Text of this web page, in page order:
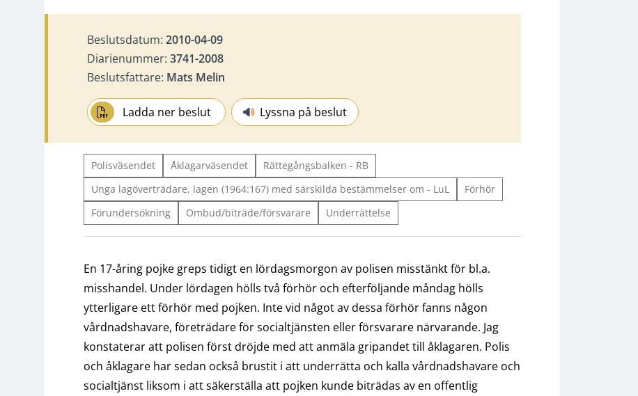
Beslutsdatum: 2010-04-09
Diarienummer: 3741-2008
Beslutsfattare: Mats Melin
Ladda ner beslut Lyssna på beslut
Polisväsendet Åklagarväsendet
Rättegångsbalken - RB
Unga lagöverträdare, lagen (1964:167) med särskilda bestämmelser om - LuL
Förhör
Förundersökning
Ombud/biträde/försvarare Underrättelse
En 17-åring pojke greps tidigt en lördagsmorgon av polisen misstänkt för bl.a.
misshandel. Under lördagen hölls två förhör och efterföljande måndag hölls
ytterligare ett förhör med pojken. Inte vid något av dessa förhör fanns någon
vårdnadshavare, företrädare för socialtjänsten eller försvarare närvarande. Jag
konstaterar att polisen först dröjde med att anmäla gripandet till åklagaren. Polis
och åklagare har sedan också brustit i att underrätta och kalla vårdnadshavare och
socialtjänst liksom i att säkerställa att pojken kunde biträdas av en offentlig